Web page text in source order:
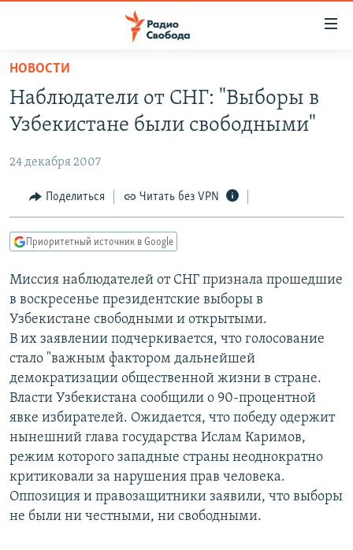
упрощенного
доступа
Вернуться
основному
Вернутся
главной
навигации
Вернутся
поиску
ПРОГРАММЫ
ПОДКАСТЫ
ЦИТАТЫ СВОБОДЫ
МНЕНИЯ
IDEL.РЕАЛИИ
КАВКАЗ.РЕАЛИИ
СЕВЕР.РЕАЛИИ
СИБИРЬ.РЕАЛИИ
РАСПИСАНИЕ ВЕЩАНИЯ
ПОДПИШИТЕСЬ НА РАССЫЛКУ
СОЦИАЛЬНЫЕ СЕТИ
НОВОСТИ
Наблюдатели от СНГ: "Выборы в
Узбекистане были свободными"
24 декабря 2007
Поделиться Читать без VPN
Приоритетный источник в Google
Миссия наблюдателей от СНГ признала прошедшие
в воскресенье президентские выборы в
Узбекистане свободными и открытыми.
В их заявлении подчеркивается, что голосование
стало "важным фактором дальнейшей
демократизации общественной жизни в стране.
Власти Узбекистана сообщили о 90-процентной
явке избирателей. Ожидается, что победу одержит
нынешний глава государства Ислам Каримов,
режим которого западные страны неоднократно
критиковали за нарушения прав человека.
Оппозиция и правозащитники заявили, что выборы
не были ни честными, ни свободными.